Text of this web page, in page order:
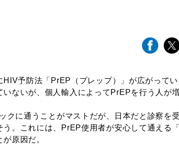
予防法「PrEP（プレップ）」が広がってい
いないが、個人輸入によってPrEPを行う人が増
クに通うことがマストだが、日本だと診察を
う。これには、PrEP使用者が安心して通える
原因だ。